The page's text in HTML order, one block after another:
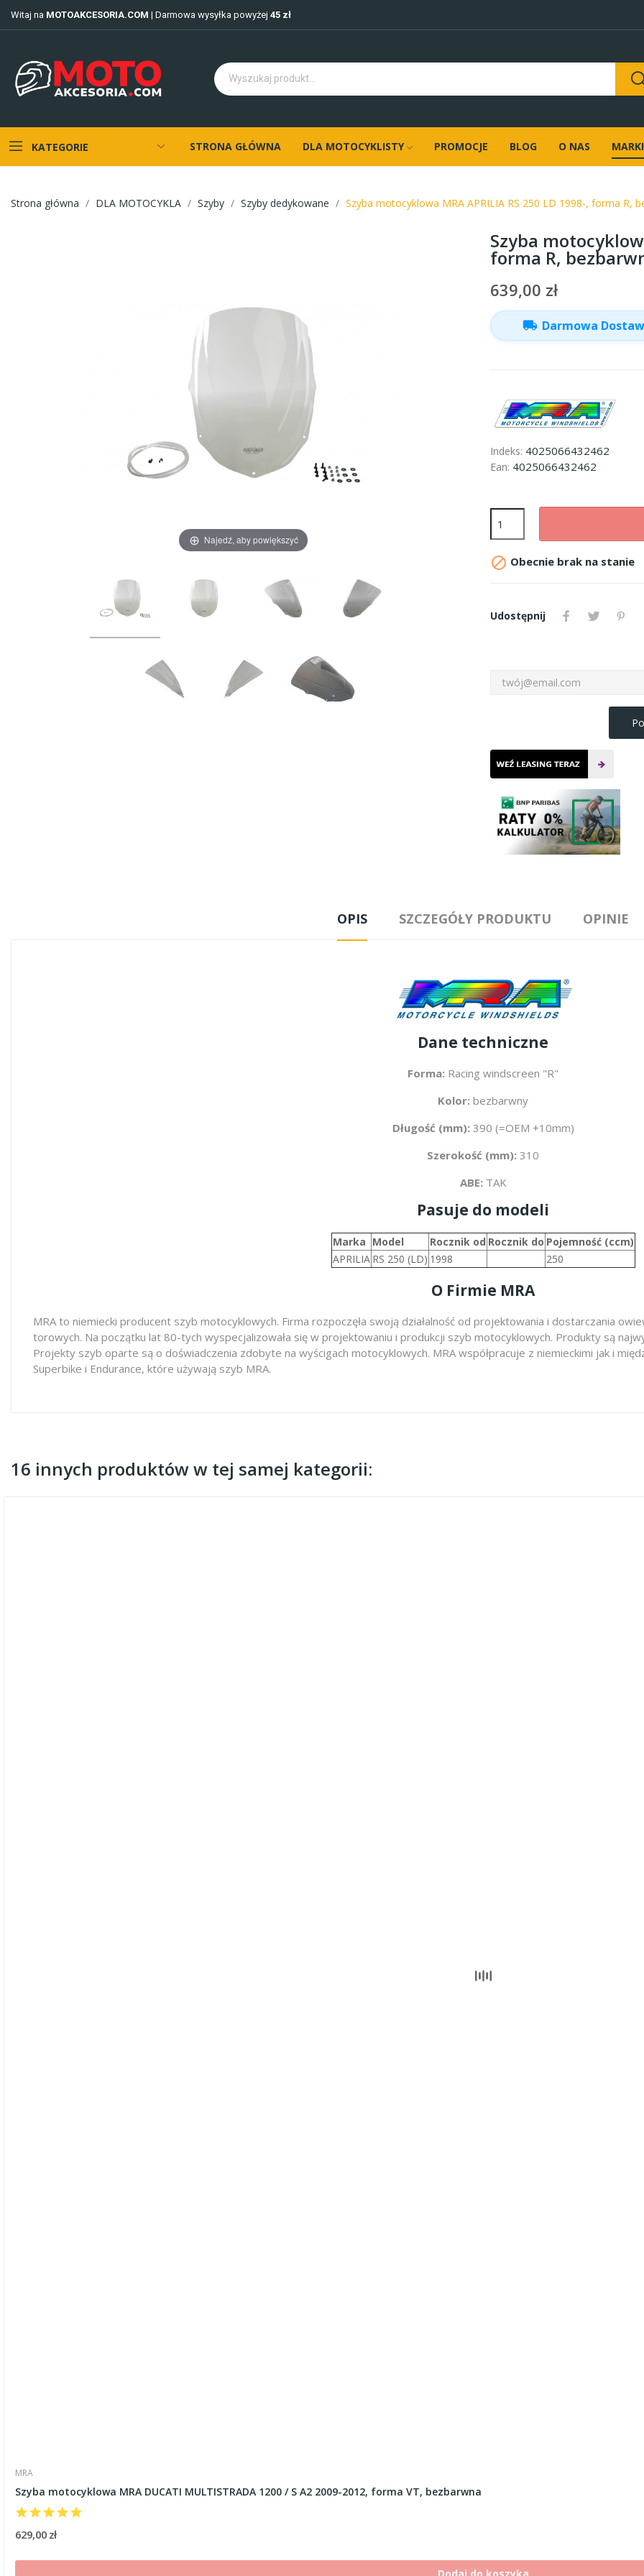
Witaj na MOTOAKCESORIA.COM | Darmowa wysyłka powyżej 45 zł
KATEGORIE STRONA GŁÓWNA DLA MOTOCYKLISTY PROMOCJE BLOG O NAS MARKI
Strona główna DLA MOTOCYKLA Szyby Szyby dedykowane Szyba motocyklowa MRA APRILIA RS 250 LD 1998-, forma R,
Najedź, aby powiększyć
Szyba
forma R,
639,00 zł
local_shipping Darmowa
Indeks: 4025066432462
Ean: 4025066432462
 Obecnie brak na stanie
Udostępnij
OPIS SZCZEGÓŁY PRODUKTU OPINIE
Dane techniczne
Forma: Racing windscreen "R"
Kolor: bezbarwny
Długość (mm): 390 (=OEM +10mm)
Szerokość (mm): 310
ABE: TAK
Pasuje do modeli
Marka Model Rocznik od Rocznik do Pojemność (ccm)
APRILIA RS 250 (LD) 1998 250
O Firmie MRA
MRA to niemiecki producent szyb motocyklowych. Firma rozpoczęła swoją działalność od projektowania i dostarczania
torowych. Na początku lat 80-tych wyspecjalizowała się w projektowaniu i produkcji szyb motocyklowych. Produkty są
Projekty szyb oparte są o doświadczenia zdobyte na wyścigach motocyklowych. MRA współpracuje z niemieckimi jak i
Superbike i Endurance, które używają szyb MRA.
16 innych produktów w tej samej kategorii:
MRA
Szyba motocyklowa MRA DUCATI MULTISTRADA 1200 / S A2 2009-2012, forma VT, bezbarwna
629,00 zł